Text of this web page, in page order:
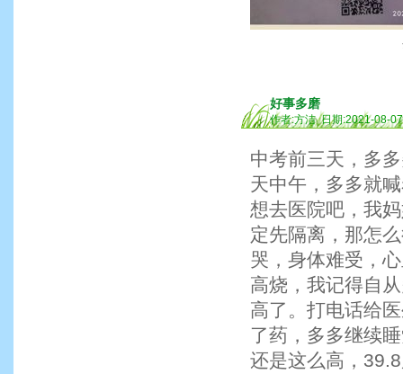
好事多磨
作者:方洁 日期:2021-08-07
中考前三天，多
天中午，多多就
想去医院吧，我
定先隔离，那怎
哭，身体难受，
高烧，我记得自
高了。打电话给
了药，多多继续
还是这么高，